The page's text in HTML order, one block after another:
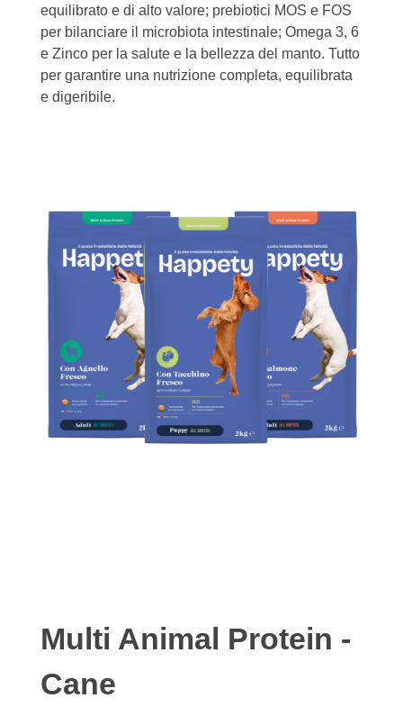
equilibrato e di alto valore; prebiotici MOS e FOS
per bilanciare il microbiota intestinale; Omega 3, 6
e Zinco per la salute e la bellezza del manto. Tutto
per garantire una nutrizione completa, equilibrata
e digeribile.
Multi Animal Protein -
Cane